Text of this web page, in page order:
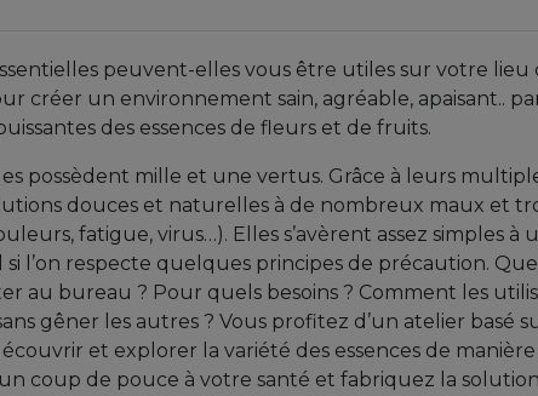
peuvent-elles vous être utiles sur votre lieu
créer un environnement sain, agréable, apaisant..
des essences de fleurs et de fruits.
possèdent mille et une vertus. Grâce à leurs
douces et naturelles à de nombreux maux et
fatigue, virus…). Elles s’avèrent assez simples à
si l’on respecte quelques principes de précaution.
au bureau ? Pour quels besoins ? Comment les
gêner les autres ? Vous profitez d’un atelier basé
et explorer la variété des essences de
coup de pouce à votre santé et fabriquez la